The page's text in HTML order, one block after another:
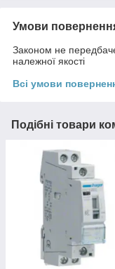
Умови
Законом не
належної якості
Всі умови
Подібні товари